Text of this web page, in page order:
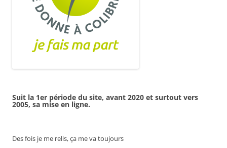
Suit la 1er période du site, avant 2020 et surtout vers
2005, sa mise en ligne.
Des fois je me relis, ça me va toujours